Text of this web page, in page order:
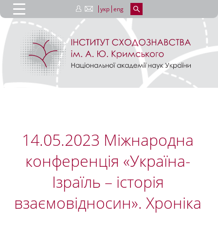
укр eng
14.05.2023 Міжнародна
конференція «Україна-
Ізраїль – історія
взаємовідносин». Хроніка